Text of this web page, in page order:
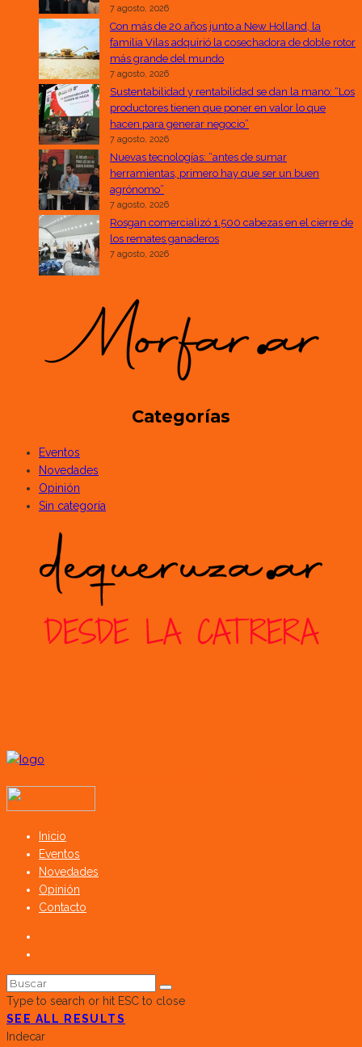
7 agosto, 2026
Con más de 20 años junto a New Holland, la
familia Vilas adquirió la cosechadora de doble rotor
más grande del mundo
7 agosto, 2026
Sustentabilidad y rentabilidad se dan la mano: “Los
productores tienen que poner en valor lo que
hacen para generar negocio”
7 agosto, 2026
Nuevas tecnologías: “antes de sumar
herramientas, primero hay que ser un buen
agrónomo”
7 agosto, 2026
Rosgan comercializó 1.500 cabezas en el cierre de
los remates ganaderos
7 agosto, 2026
Categorías
Eventos
Novedades
Opinión
Sin categoría
Inicio
Eventos
Novedades
Opinión
Contacto
Type to search or hit ESC to close
SEE ALL RESULTS
Indecar